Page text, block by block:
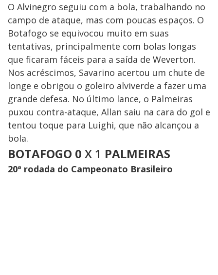
O Alvinegro seguiu com a bola, trabalhando no
campo de ataque, mas com poucas espaços. O
Botafogo se equivocou muito em suas
tentativas, principalmente com bolas longas
que ficaram fáceis para a saída de Weverton.
Nos acréscimos, Savarino acertou um chute de
longe e obrigou o goleiro alviverde a fazer uma
grande defesa. No último lance, o Palmeiras
puxou contra-ataque, Allan saiu na cara do gol e
tentou toque para Luighi, que não alcançou a
bola.
BOTAFOGO 0 X 1 PALMEIRAS
20ª rodada do Campeonato Brasileiro